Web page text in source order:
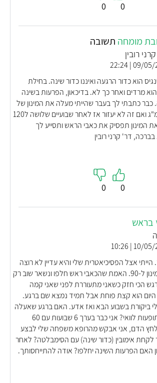
0
0
מומחה תשובה
רובין
09/05/
הוא כדור הרגעה ואיננו כדור שינה. בחילת
מרדים ואחר כך לא. בדיכאון, הפרעות בשינה
כבר כתבתי לך בעבר שהייתי מעלה את המינון של
הסימבלטה ל90 מ"ג ואם זה לא יעזור אז לאחר שבועיים שלושה ל120
המינון תפסיק את כאבי הראש ותסייע לך
דר' קרני רובין
0
0
בראש
10/05/
אצל הפסיכיאטרית שלי והיא עדיין לא רוצה
להעלות לי את המינון ל-90. האמת שהכאבי ראש חלפו ונשאר שוב רק
הכי חזק כשאני מתעוררת לפני שאני קמה
הוא קצת פוחת אבל תמיד נמצא שם ברגע.
לי ביקורת בשבוע הבא ואז אדע. האם ברגע שאעלה
את המינון יהיו לי תופעות לוואי? אני כבר בערך 6 שבועות עם 60
הדם, אני אבקש מהרופא משפחה שלי לבצע
אימובין (כדור שינה) עם הסימבלטה? לאחר
האם הפרעות השינה יחלפו? אודה להתייחסותך.